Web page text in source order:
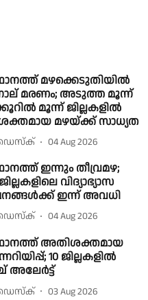
മഴക്കെടുതിയിൽ
മരണം; അടുത്ത മൂന്ന്
മൂന്ന് ജില്ലകളിൽ
മഴയ്ക്ക് സാധ്യത
04 Aug 2026
ഇന്നും തീവ്രമഴ;
വിദ്യാഭ്യാസ
ഇന്ന് അവധി
04 Aug 2026
അതിശക്തമായ
10 ജില്ലകളിൽ
അലേർട്ട്
03 Aug 2026